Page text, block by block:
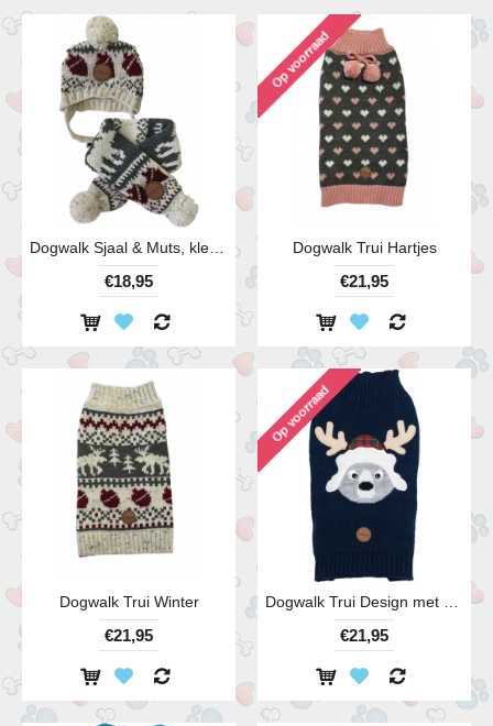
€18,95
Dogwalk Trui Hartjes
€21,95
Dogwalk Trui Winter
€21,95 €21,95